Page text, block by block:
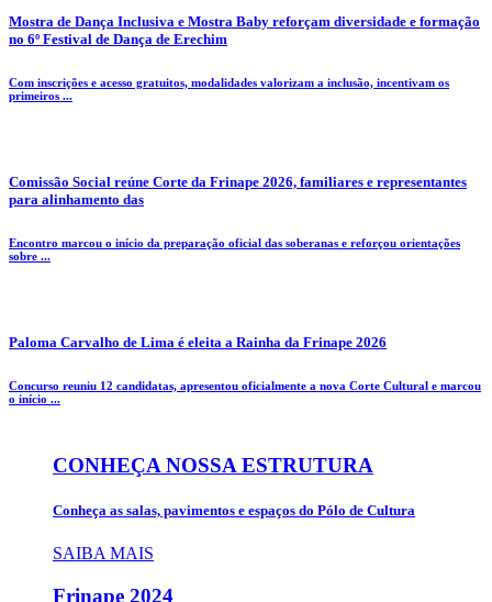
Mostra de Dança Inclusiva e Mostra Baby reforçam diversidade e formação
no 6º Festival de Dança de Erechim
Com inscrições e acesso gratuitos, modalidades valorizam a inclusão, incentivam os
primeiros ...
Comissão Social reúne Corte da Frinape 2026, familiares e representantes
para alinhamento das
Encontro marcou o início da preparação oficial das soberanas e reforçou orientações
sobre ...
Paloma Carvalho de Lima é eleita a Rainha da Frinape 2026
Concurso reuniu 12 candidatas, apresentou oficialmente a nova Corte Cultural e marcou
o início ...
CONHEÇA NOSSA ESTRUTURA
Conheça as salas, pavimentos e espaços do Pólo de Cultura
SAIBA MAIS
Frinape 2024